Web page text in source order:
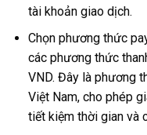
tài khoản giao dịch.
Chọn phương thức
các phương thức
VND. Đây là phương
Việt Nam, cho phép
tiết kiệm thời gian và